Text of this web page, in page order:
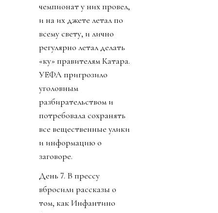
чемпионат у них провел,
и на их джете летал по
всему свету, и лично
регулярно летал делать
«ку» правителям Катара.
УЕФА пригрозило
уголовным
разбирательством и
потребовала сохранять
все вещественные улики
и информацию о
заговоре.
День 7. В прессу
вбросили рассказы о
том, как Инфантино